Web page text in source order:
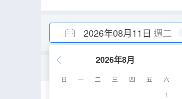
2026年08月11日 週二
2026年8月
日 一 二 三 四 五
六
1